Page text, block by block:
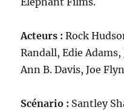
Acteurs : Rock
Randall, Edie Adams,
Ann B. Davis, Joe
Scénario : Santley